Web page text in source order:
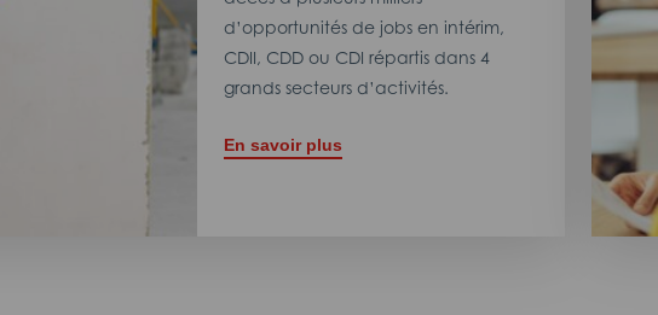
d’opportunités de jobs en intérim,
CDII, CDD ou CDI répartis dans 4
grands secteurs d’activités.
En savoir plus